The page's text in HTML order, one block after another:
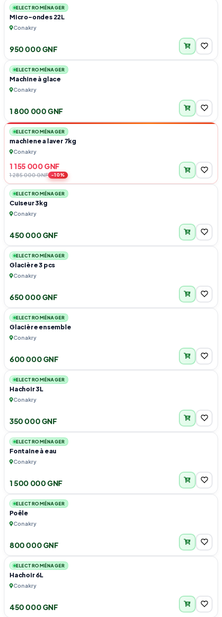
ELECTROMÉNAGER
Micro-ondes 22L
Conakry
950 000 GNF
ELECTROMÉNAGER
Machine à glace
Conakry
1 800 000 GNF
ELECTROMÉNAGER
machiene a laver 7kg
Conakry
1 155 000 GNF
1 285 000 GNF -10%
ELECTROMÉNAGER
Cuiseur 3kg
Conakry
450 000 GNF
ELECTROMÉNAGER
Glacière 3 pcs
Conakry
650 000 GNF
ELECTROMÉNAGER
Glacière ensemble
Conakry
600 000 GNF
ELECTROMÉNAGER
Hachoir 3L
Conakry
350 000 GNF
ELECTROMÉNAGER
Fontaine à eau
Conakry
1 500 000 GNF
ELECTROMÉNAGER
Poêle
Conakry
800 000 GNF
ELECTROMÉNAGER
Hachoir 6L
Conakry
450 000 GNF